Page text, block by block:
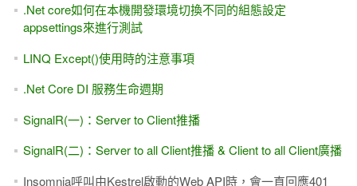
.Net core如何在本機開發環境切換不同的組態設定
appsettings來進行測試
LINQ Except()使用時的注意事項
.Net Core DI 服務生命週期
SignalR(一)：Server to Client推播
SignalR(二)：Server to all Client推播 & Client to all Client廣播
Insomnia呼叫由Kestrel啟動的Web API時，會一直回應401